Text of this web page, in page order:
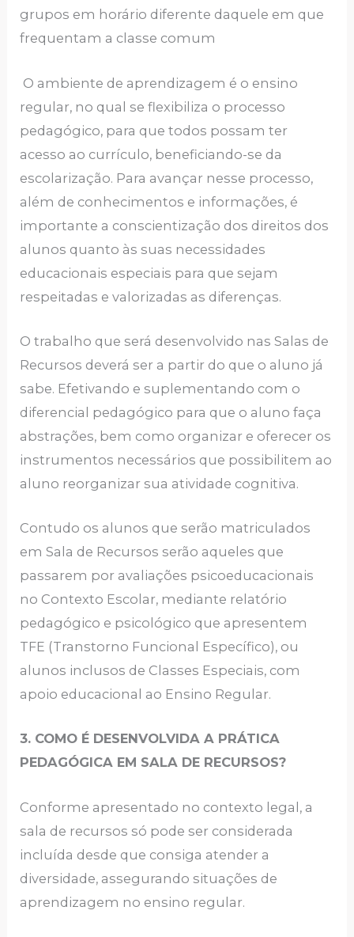
grupos em horário diferente daquele em que
frequentam a classe comum
O ambiente de aprendizagem é o ensino
regular, no qual se flexibiliza o processo
pedagógico, para que todos possam ter
acesso ao currículo, beneficiando-se da
escolarização. Para avançar nesse processo,
além de conhecimentos e informações, é
importante a conscientização dos direitos dos
alunos quanto às suas necessidades
educacionais especiais para que sejam
respeitadas e valorizadas as diferenças.
O trabalho que será desenvolvido nas Salas de
Recursos deverá ser a partir do que o aluno já
sabe. Efetivando e suplementando com o
diferencial pedagógico para que o aluno faça
abstrações, bem como organizar e oferecer os
instrumentos necessários que possibilitem ao
aluno reorganizar sua atividade cognitiva.
Contudo os alunos que serão matriculados
em Sala de Recursos serão aqueles que
passarem por avaliações psicoeducacionais
no Contexto Escolar, mediante relatório
pedagógico e psicológico que apresentem
TFE (Transtorno Funcional Específico), ou
alunos inclusos de Classes Especiais, com
apoio educacional ao Ensino Regular.
3. COMO É DESENVOLVIDA A PRÁTICA
PEDAGÓGICA EM SALA DE RECURSOS?
Conforme apresentado no contexto legal, a
sala de recursos só pode ser considerada
incluída desde que consiga atender a
diversidade, assegurando situações de
aprendizagem no ensino regular.